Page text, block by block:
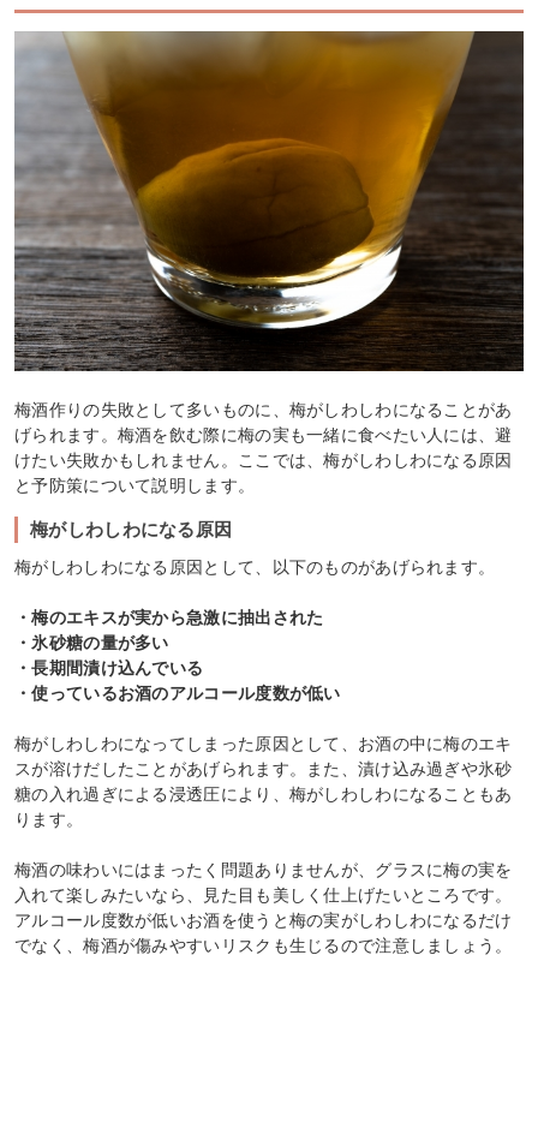
梅酒作りの失敗として多いものに、梅がしわしわになることがあ
げられます。梅酒を飲む際に梅の実も一緒に食べたい人には、避
けたい失敗かもしれません。ここでは、梅がしわしわになる原因
と予防策について説明します。
梅がしわしわになる原因
梅がしわしわになる原因として、以下のものがあげられます。
・梅のエキスが実から急激に抽出された
・氷砂糖の量が多い
・長期間漬け込んでいる
・使っているお酒のアルコール度数が低い
梅がしわしわになってしまった原因として、お酒の中に梅のエキ
スが溶けだしたことがあげられます。また、漬け込み過ぎや氷砂
糖の入れ過ぎによる浸透圧により、梅がしわしわになることもあ
ります。
梅酒の味わいにはまったく問題ありませんが、グラスに梅の実を
入れて楽しみたいなら、見た目も美しく仕上げたいところです。
アルコール度数が低いお酒を使うと梅の実がしわしわになるだけ
でなく、梅酒が傷みやすいリスクも生じるので注意しましょう。